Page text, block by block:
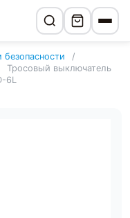
/
Тросовый выключатель
6L